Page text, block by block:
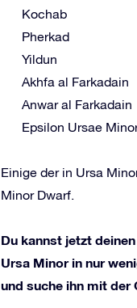
Kochab
Pherkad
Yildun
Akhfa al Farkadain
Anwar al Farkadain
Epsilon Ursae
Einige der in Ursa
Minor Dwarf.
Du kannst jetzt
Ursa Minor in nur
und suche ihn mit der